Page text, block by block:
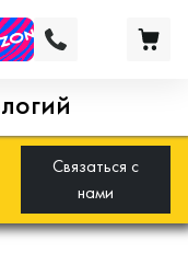
Связаться с
нами